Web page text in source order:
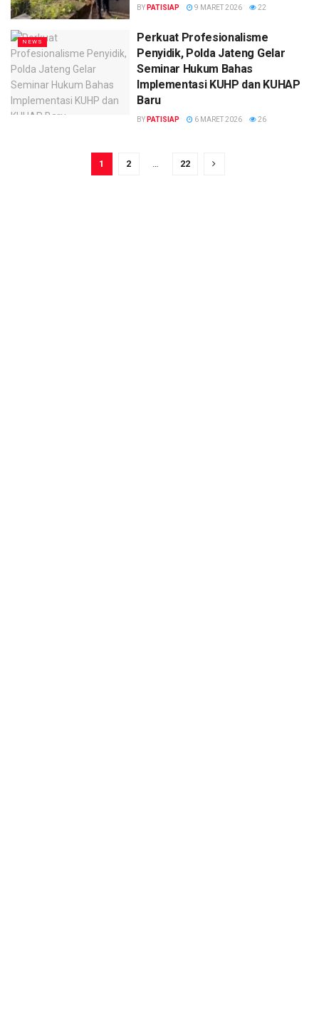
BY PATISIAP 9 MARET 2026 22
NEWS
Perkuat Profesionalisme
Penyidik, Polda Jateng Gelar
Seminar Hukum Bahas
Implementasi KUHP dan KUHAP
Baru
BY PATISIAP 6 MARET 2026 26
1 2 22